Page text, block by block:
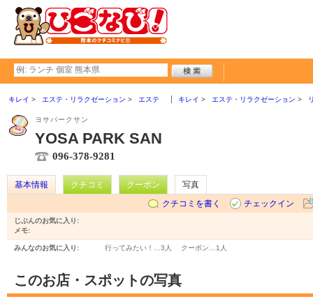
キレイ エステ・リラクゼーション エステ キレイ エステ・リラクゼーション
ヨサパークサン
YOSA PARK SAN
096-378-9281
基本情報 クチコミ クーポン
写真
クチコミを書く
チェックイン
じぶんのお気に入り:
メモ:
みんなのお気に入り: 行ってみたい！… 3人 クーポン… 1人
このお店・スポットの写真